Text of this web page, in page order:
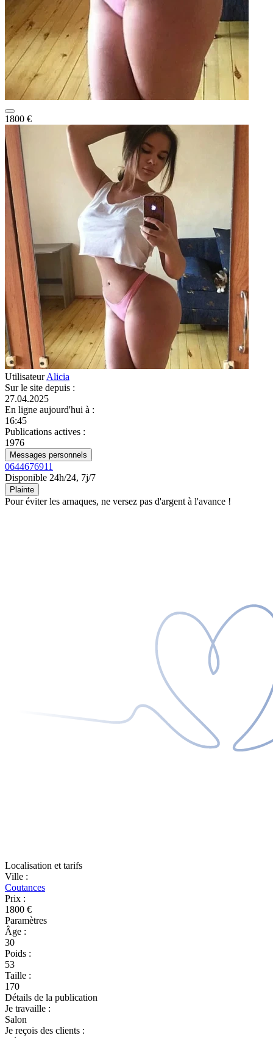
1800 €
UtilisateurAlicia
Sur le site depuis :
27.04.2025
En ligne aujourd'hui à :
16:45
Publications actives :
1976
Messages personnels
0644676911
Disponible 24h/24, 7j/7
Plainte
Pour éviter les arnaques, ne versez pas d'argent à l'avance !
Localisation et tarifs
Ville :
Coutances
Prix :
1800 €
Paramètres
Âge :
30
Poids :
53
Taille :
170
Détails de la publication
Je travaille :
Salon
Je reçois des clients :